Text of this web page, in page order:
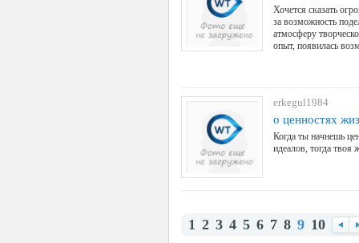
Хочется сказать
за возможность
атмосферу
опыт, появилась
erkegul1984
о ценностях
Когда ты начнешь
идеалов, тогда твоя
1 2 3 4 5 6 7 8 9 10